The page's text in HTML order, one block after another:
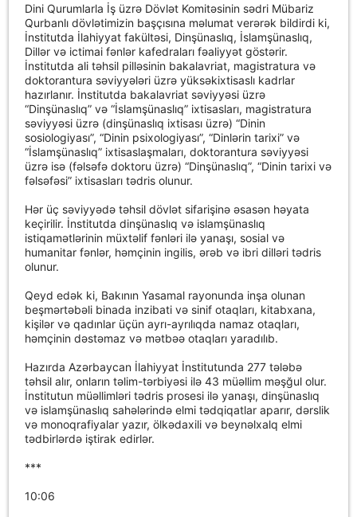
Dini Qurumlarla İş üzrə Dövlət Komitəsinin sədri Mübariz
Qurbanlı dövlətimizin başçısına məlumat verərək bildirdi ki,
İnstitutda İlahiyyat fakültəsi, Dinşünaslıq, İslamşünaslıq,
Dillər və ictimai fənlər kafedraları fəaliyyət göstərir.
İnstitutda ali təhsil pilləsinin bakalavriat, magistratura və
doktorantura səviyyələri üzrə yüksəkixtisaslı kadrlar
hazırlanır. İnstitutda bakalavriat səviyyəsi üzrə
“Dinşünaslıq” və “İslamşünaslıq” ixtisasları, magistratura
səviyyəsi üzrə (dinşünaslıq ixtisası üzrə) “Dinin
sosiologiyası”, “Dinin psixologiyası”, “Dinlərin tarixi” və
“İslamşünaslıq” ixtisaslaşmaları, doktorantura səviyyəsi
üzrə isə (fəlsəfə doktoru üzrə) “Dinşünaslıq”, “Dinin tarixi və
fəlsəfəsi” ixtisasları tədris olunur.
Hər üç səviyyədə təhsil dövlət sifarişinə əsasən həyata
keçirilir. İnstitutda dinşünaslıq və islamşünaslıq
istiqamətlərinin müxtəlif fənləri ilə yanaşı, sosial və
humanitar fənlər, həmçinin ingilis, ərəb və ibri dilləri tədris
olunur.
Qeyd edək ki, Bakının Yasamal rayonunda inşa olunan
beşmərtəbəli binada inzibati və sinif otaqları, kitabxana,
kişilər və qadınlar üçün ayrı-ayrılıqda namaz otaqları,
həmçinin dəstəmaz və mətbəə otaqları yaradılıb.
Hazırda Azərbaycan İlahiyyat İnstitutunda 277 tələbə
təhsil alır, onların təlim-tərbiyəsi ilə 43 müəllim məşğul olur.
İnstitutun müəllimləri tədris prosesi ilə yanaşı, dinşünaslıq
və islamşünaslıq sahələrində elmi tədqiqatlar aparır, dərslik
və monoqrafiyalar yazır, ölkədaxili və beynəlxalq elmi
tədbirlərdə iştirak edirlər.
***
10:06